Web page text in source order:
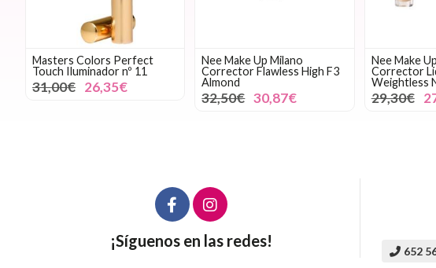
Masters Colors Perfect
Touch Iluminador nº 11
31,00€ 26,35€
Nee Make Up Milano
Corrector Flawless High F3
Almond
32,50€ 30,87€
Nee Make
Corrector
Weightless
29,30€
¡Síguenos en las redes!
652